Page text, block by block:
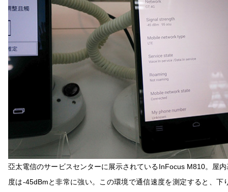
亞太電信のサービスセンターに展示されているInFocus M810。屋
度は-45dBmと非常に強い。この環境で通信速度を測定すると、下